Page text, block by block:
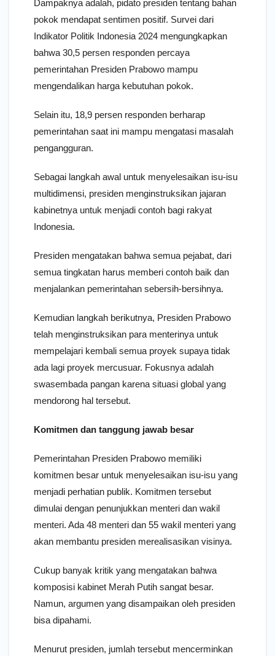
Dampaknya adalah, pidato presiden tentang bahan
pokok mendapat sentimen positif. Survei dari
Indikator Politik Indonesia 2024 mengungkapkan
bahwa 30,5 persen responden percaya
pemerintahan Presiden Prabowo mampu
mengendalikan harga kebutuhan pokok.
Selain itu, 18,9 persen responden berharap
pemerintahan saat ini mampu mengatasi masalah
pengangguran.
Sebagai langkah awal untuk menyelesaikan isu-isu
multidimensi, presiden menginstruksikan jajaran
kabinetnya untuk menjadi contoh bagi rakyat
Indonesia.
Presiden mengatakan bahwa semua pejabat, dari
semua tingkatan harus memberi contoh baik dan
menjalankan pemerintahan sebersih-bersihnya.
Kemudian langkah berikutnya, Presiden Prabowo
telah menginstruksikan para menterinya untuk
mempelajari kembali semua proyek supaya tidak
ada lagi proyek mercusuar. Fokusnya adalah
swasembada pangan karena situasi global yang
mendorong hal tersebut.
Komitmen dan tanggung jawab besar
Pemerintahan Presiden Prabowo memiliki
komitmen besar untuk menyelesaikan isu-isu yang
menjadi perhatian publik. Komitmen tersebut
dimulai dengan penunjukkan menteri dan wakil
menteri. Ada 48 menteri dan 55 wakil menteri yang
akan membantu presiden merealisasikan visinya.
Cukup banyak kritik yang mengatakan bahwa
komposisi kabinet Merah Putih sangat besar.
Namun, argumen yang disampaikan oleh presiden
bisa dipahami.
Menurut presiden, jumlah tersebut mencerminkan